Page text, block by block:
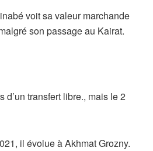
voit sa valeur marchande
son passage au Kairat.
transfert libre., mais le 2
il évolue à Akhmat Grozny.